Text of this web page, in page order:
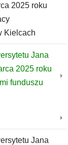
2025 roku
Kielcach
Jana
2025 roku
funduszu
Jana